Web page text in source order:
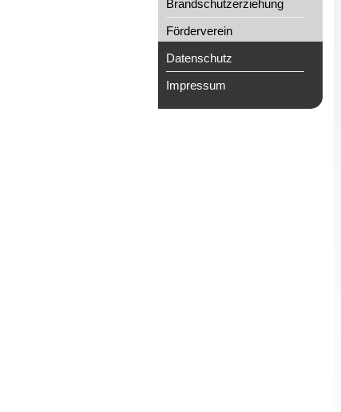
Brandschutzerziehung
Förderverein
Datenschutz
Impressum